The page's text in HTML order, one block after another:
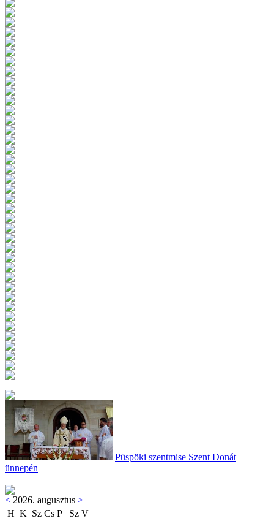
Püspöki szentmise Szent Donát
ünnepén
< 2026. augusztus >
H K Sz Cs P Sz V